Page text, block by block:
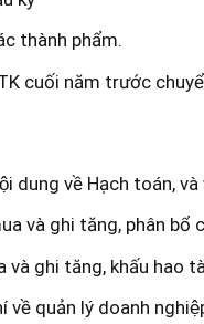
thành phẩm.
cuối năm trước
dung về Hạch toán,
và ghi tăng, phân bổ
ghi tăng, khấu hao
quản lý doanh